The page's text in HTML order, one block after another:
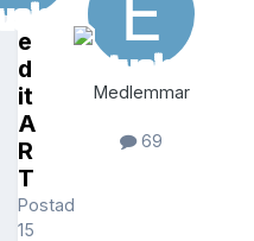
e
d
it
A
R
T
Postad
15
Medlemmar
69